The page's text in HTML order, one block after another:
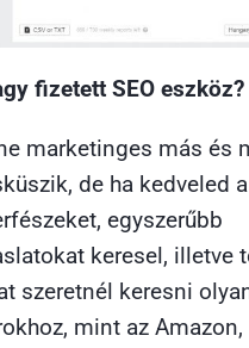
fizetett SEO eszköz?
marketinges más és
de ha kedveled a
egyszerűbb
keresel, illetve
szeretnél keresni
mint az Amazon,